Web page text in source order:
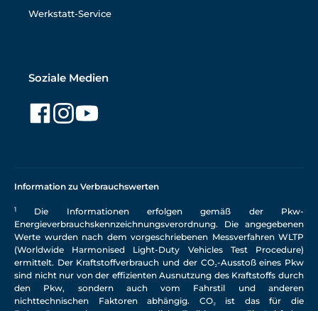
Werkstatt-Service
Soziale Medien
Information zu Verbrauchswerten
1
Die Informationen erfolgen gemäß der Pkw-
Energieverbrauchskennzeichnungsverordnung. Die angegebenen
Werte wurden nach dem vorgeschriebenen Messverfahren WLTP
(Worldwide Harmonised Light-Duty Vehicles Test Procedure)
ermittelt. Der Kraftstoffverbrauch und der CO₂-Ausstoß eines Pkw
sind nicht nur von der effizienten Ausnutzung des Kraftstoffs durch
den Pkw, sondern auch vom Fahrstil und anderen
nichttechnischen Faktoren abhängig. CO₂ ist das für die